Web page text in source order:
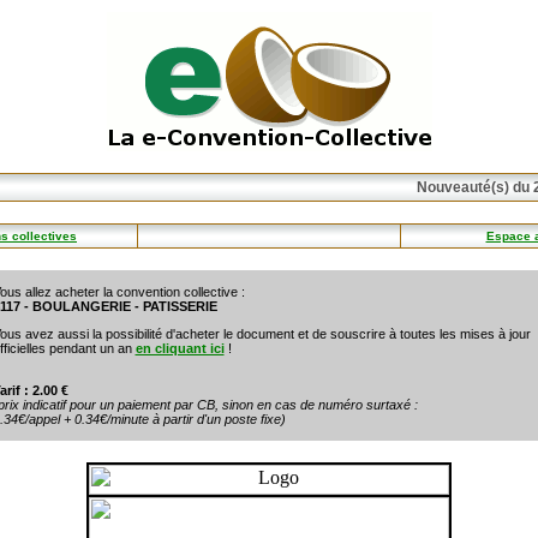
Nouveauté(s) du
collectives Espace
allez acheter la convention collective :
- BOULANGERIE - PATISSERIE
avez aussi la possibilité d'acheter le document et de souscrire à toutes les mises à jour
pendant un an en cliquant ici!
: 2.00 €
indicatif pour un paiement par CB, sinon en cas de numéro surtaxé :
appel + 0.34€/minute à partir d'un poste fixe)